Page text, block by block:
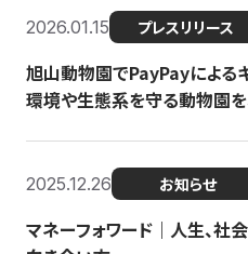
2026.01.15 プレスリリース
旭山動物園でPayPayによる
環境や生態系を守る動物園
2025.12.26 お知らせ
マネーフォワード｜人生、社